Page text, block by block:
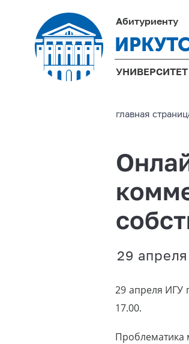
Абитуриенту
УНИВЕРСИТЕТ
главная
29
29 апреля ИГУ
17.00.
Проблематика